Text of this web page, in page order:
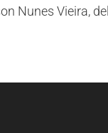
Nunes Vieira,